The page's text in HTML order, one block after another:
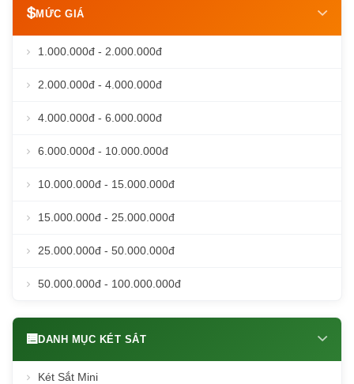
MỨC GIÁ
1.000.000đ - 2.000.000đ
2.000.000đ - 4.000.000đ
4.000.000đ - 6.000.000đ
6.000.000đ - 10.000.000đ
10.000.000đ - 15.000.000đ
15.000.000đ - 25.000.000đ
25.000.000đ - 50.000.000đ
50.000.000đ - 100.000.000đ
DANH MỤC KÉT SẮT
Két Sắt Mini